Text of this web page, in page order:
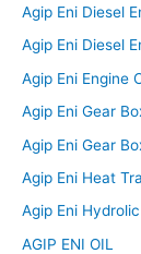
Agip Eni Diesel
Agip Eni Diesel
Agip Eni Engine
Agip Eni Gear
Agip Eni Gear
Agip Eni Heat
Agip Eni Hydrolic
AGIP ENI OIL